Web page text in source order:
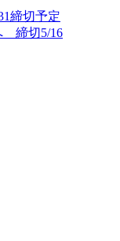
締切予定
締切5/16